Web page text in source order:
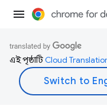
এই পৃষ্ঠাটিCloud